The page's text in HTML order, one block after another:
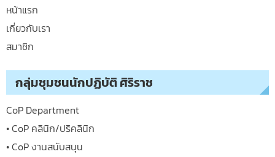
หน้าแรก
เกี่ยวกับเรา
สมาชิก
กลุ่มชุมชนนักปฏิบัติ ศิริราช
CoP Department
• CoP คลินิก/ปริคลินิก
• CoP งานสนับสนุน